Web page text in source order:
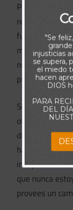
Padre amado,
realidad en mi
fuerte, y
me aferro a Tu
nunca
puedo
Señor, cuando
oídos
discernimiento
has preparado,
inesperada.
que nunca
provees un
"Se
injusticias
se supera,
el miedo
hacen
DIOS
PARA
DEL